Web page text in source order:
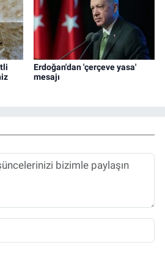
Erdoğan'dan 'çerçeve yasa'
mesajı